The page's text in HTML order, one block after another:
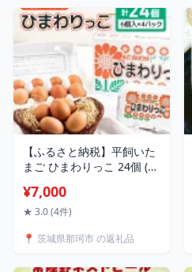
んにぴったり
【ふるさと納税】平飼いた
まご ひまわりっこ 24個 (22
卵 高品質 贈答 お歳暮 那珂
市 国産 高級 安心 平飼い た
厚 黄身 白身 地鶏 たまごか
¥7,000
★ 3.0 (4件)
📍 茨城県那珂市 の返礼品